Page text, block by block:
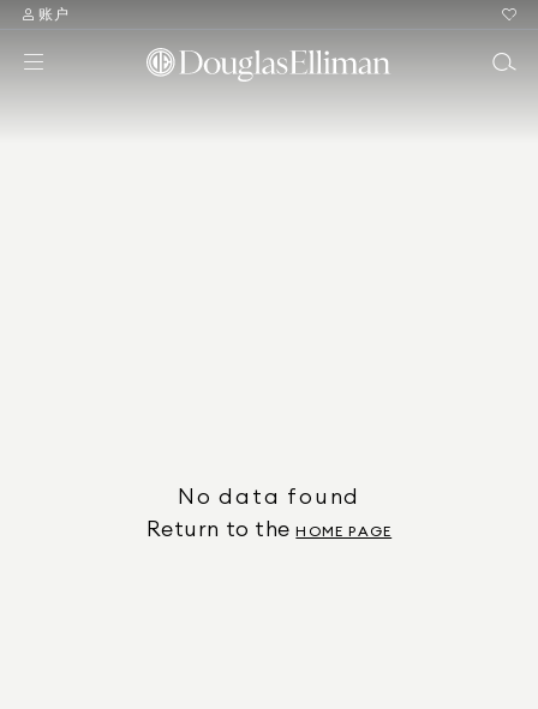
账户
No data found
Return to the HOME PAGE